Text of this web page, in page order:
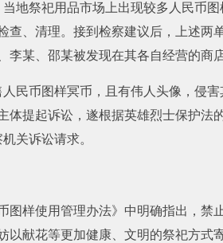
地祭祀用品市场上出现较多人民币
、清理。接到检察建议后，上述两
某、邵某被发现在其各自经营的商
民币图样冥币，且有伟人头像，侵
提起诉讼，遂根据英雄烈士保护
关诉讼请求。
图样使用管理办法》中明确指出，
献花等更加健康、文明的祭祀方式